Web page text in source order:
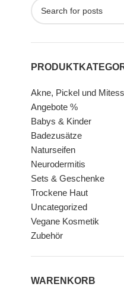
Akne, Pickel und
Angebote %
Babys & Kinder
Badezusätze
Naturseifen
Neurodermitis
Sets & Geschenke
Trockene Haut
Uncategorized
Vegane Kosmetik
Zubehör
WARENKORB